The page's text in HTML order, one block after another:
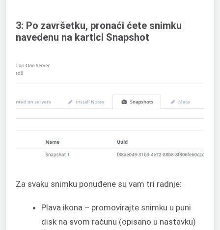
3: Po završetku, pronaći ćete snimku
navedenu na kartici Snapshot
Za svaku snimku ponuđene su vam tri radnje:
Plava ikona – promovirajte snimku u puni
disk na svom računu (opisano u nastavku)